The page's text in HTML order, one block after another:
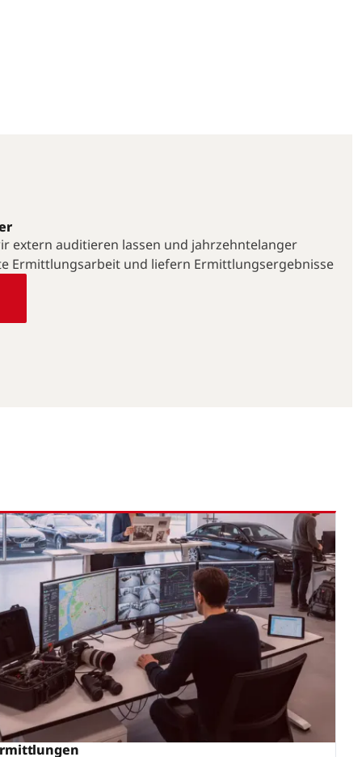
extern auditieren lassen und jahrzehntelanger
Ermittlungsarbeit und liefern Ermittlungsergebnisse